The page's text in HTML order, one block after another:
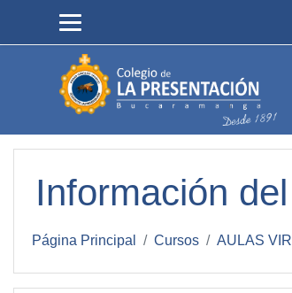
Información
Página Principal Cursos AULAS